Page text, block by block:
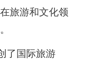
旅游和文化领
了国际旅游